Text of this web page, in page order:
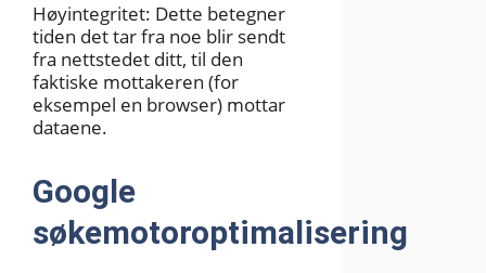
Høyintegritet: Dette betegner
tiden det tar fra noe blir sendt
fra nettstedet ditt, til den
faktiske mottakeren (for
eksempel en browser) mottar
dataene.
Google
søkemotoroptimalisering